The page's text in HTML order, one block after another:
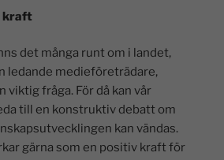
kraft
det många runt om i landet,
ledande medieföreträdare,
viktig fråga. För då kan vår
till en konstruktiv debatt om
kan vändas.
gärna som en positiv kraft för